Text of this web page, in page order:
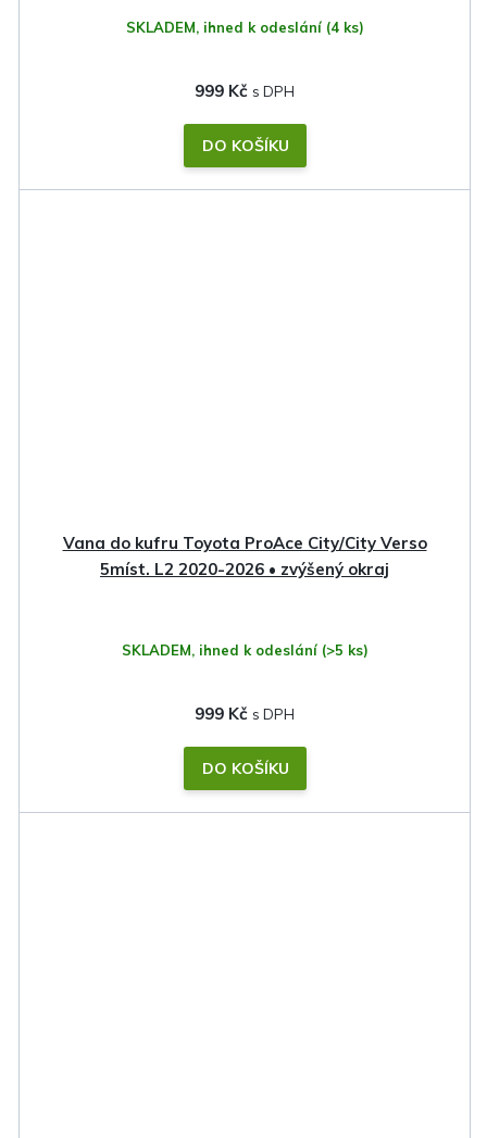
SKLADEM, ihned k odeslání (4 ks)
999 Kč
DO KOŠÍKU
Vana do kufru Toyota ProAce City/City Verso
5míst. L2 2020-2026 • zvýšený okraj
SKLADEM, ihned k odeslání (>5 ks)
999 Kč
DO KOŠÍKU